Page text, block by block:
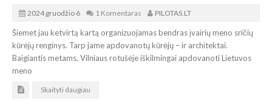
2024 gruodžio 6 1 Komentaras PILOTAS.LT
Šiemet jau ketvirtą kartą organizuojamas bendras įvairių meno sričių
kūrėjų renginys. Tarp jame apdovanotų kūrėjų – ir architektai.
Baigiantis metams, Vilniaus rotušėje iškilmingai apdovanoti Lietuvos
meno
Skaityti daugiau